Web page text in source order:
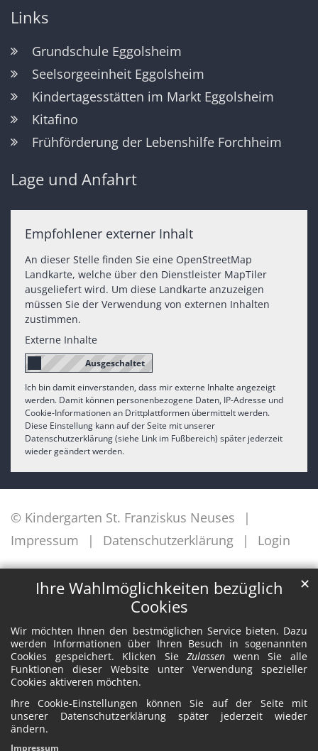
Ihre Wahlmöglichkeiten bezüglich
Cookies
Wir möchten Ihnen den bestmöglichen Service bieten. Dazu
werden Informationen über Ihren Besuch in sogenannten
Cookies gespeichert. Klicken SieZulassen wenn Sie alle
Funktionen dieser Website unter Verwendung spezieller
Cookies aktiveren möchten.
Ihre Cookie-Einstellungen können Sie auf der Seite mit
unserer Datenschutzerklärung später jederzeit wieder
ändern.
✕
Impressum
Links
Grundschule Eggolsheim
Seelsorgeeinheit Eggolsheim
Kindertagesstätten im Markt Eggolsheim
Kitafino
Frühförderung der Lebenshilfe Forchheim
Lage und Anfahrt
Empfohlener externer Inhalt
An dieser Stelle finden Sie eine OpenStreetMap
Landkarte, welche über den Dienstleister MapTiler
ausgeliefert wird. Um diese Landkarte anzuzeigen
müssen Sie der Verwendung von externen Inhalten
zustimmen.
Externe Inhalte
Ich bin damit einverstanden, dass mir externe Inhalte angezeigt
werden. Damit können personenbezogene Daten, IP-Adresse und
Cookie-Informationen an Drittplattformen übermittelt werden.
Diese Einstellung kann auf der Seite mit unserer
Datenschutzerklärung (siehe Link im Fußbereich) später jederzeit
wieder geändert werden.
© Kindergarten St. Franziskus Neuses
Impressum
Datenschutzerklärung Login